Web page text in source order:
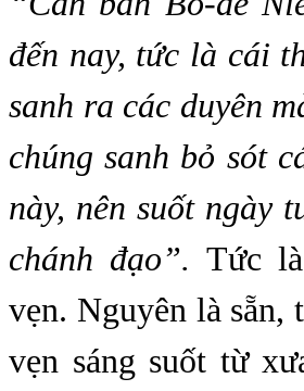
đến nay, tức là cái
sanh ra các duyên
chúng sanh bỏ sót
này, nên suốt ngày
chánh đạo”. Tức
vẹn. Nguyên là sẵn,
vẹn sáng suốt từ